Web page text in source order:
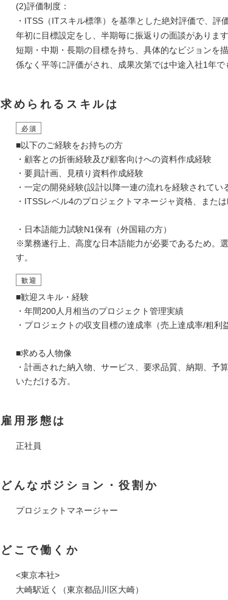
(2)評価制度：
・ITSS（ITスキル標準）を基準とした絶対評価で、評
年初に目標設定をし、半期毎に振返りの面談があります
短期・中期・長期の目標を持ち、具体的なビジョンを
係なく平等に評価がされ、成果次第では中途入社1年で
求められるスキルは
必須
■以下のご経験をお持ちの方
・顧客との折衝経験及び顧客向けへの資料作成経験
・要員計画、見積り資料作成経験
・一定の開発経験(設計以降一連の流れを経験されてい
・ITSSレベル4のプロジェクトマネージャ資格、また
・日本語能力試験N1保有（外国籍の方）
※業務遂行上、高度な日本語能力が必要であるため。
す。
歓迎
■歓迎スキル・経験
・年間200人月相当のプロジェクト管理実績
・プロジェクトの収支目標の達成率（売上達成率/粗利
■求める人物像
・計画された納入物、サービス、要求品質、納期、予
いただける方。
雇用形態は
正社員
どんなポジション・役割か
プロジェクトマネージャー
どこで働くか
<東京本社>
大崎駅近く（東京都品川区大崎）